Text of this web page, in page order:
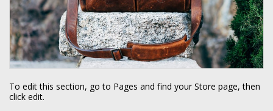
To edit this section, go to Pages and find your Store page, then
click edit.